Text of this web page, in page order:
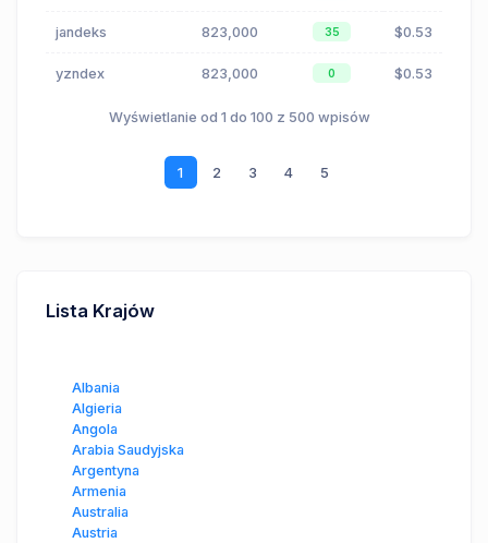
jandeks 823,000 35 $0.53
yzndex 823,000 0 $0.53
Wyświetlanie od 1 do 100 z 500 wpisów
1 2 3 4 5
Lista Krajów
Albania
Algieria
Angola
Arabia Saudyjska
Argentyna
Armenia
Australia
Austria